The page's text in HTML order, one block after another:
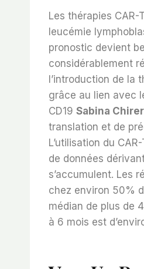
Les thérapies
leucémie
pronostic devient
considérablement
l’introduction de la
grâce au lien avec
CD19 Sabina
translation et de
L’utilisation du
de données
s’accumulent. Les
chez environ 50%
médian de plus de
à 6 mois est